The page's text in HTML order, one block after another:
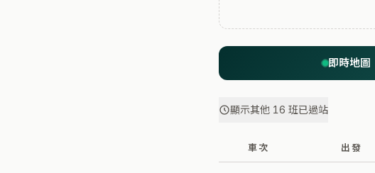
即時地圖
顯示其他 16 班已過站
車次 出發